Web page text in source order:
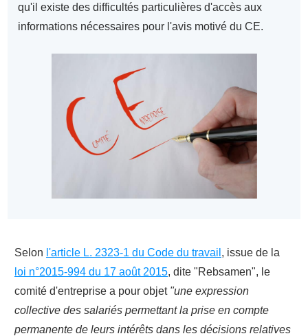
qu'il existe des difficultés particulières d'accès aux
informations nécessaires pour l'avis motivé du CE.
Selon l'article L. 2323-1 du Code du travail , issue de la
loi n°2015-994 du 17 août 2015, dite "Rebsamen", le
comité d'entreprise a pour objet "une expression
collective des salariés permettant la prise en compte
permanente de leurs intérêts dans les décisions relatives